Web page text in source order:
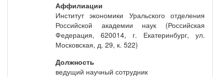
Аффилиации
Институт экономики Уральского отделения
Российской академии наук (Российская
Федерация, 620014, г. Екатеринбург, ул.
Московская, д. 29, к. 522)
Должность
ведущий научный сотрудник